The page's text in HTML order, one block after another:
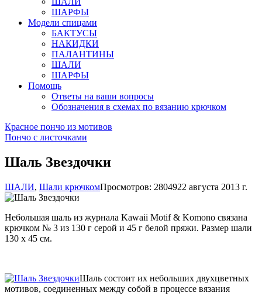
ШАРФЫ
Модели спицами
БАКТУСЫ
НАКИДКИ
ПАЛАНТИНЫ
ШАЛИ
ШАРФЫ
Помощь
Ответы на ваши вопросы
Обозначения в схемах по вязанию крючком
Красное пончо из мотивов
Пончо с листочками
Шаль Звездочки
ШАЛИ, Шали крючкомПросмотров: 2804922 августа 2013 г.
Небольшая шаль из журнала Kawaii Motif & Komono связана
крючком № 3 из 130 г серой и 45 г белой пряжи. Размер шали
130 х 45 см.
Шаль состоит их небольших двухцветных
мотивов, соединенных между собой в процессе вязания